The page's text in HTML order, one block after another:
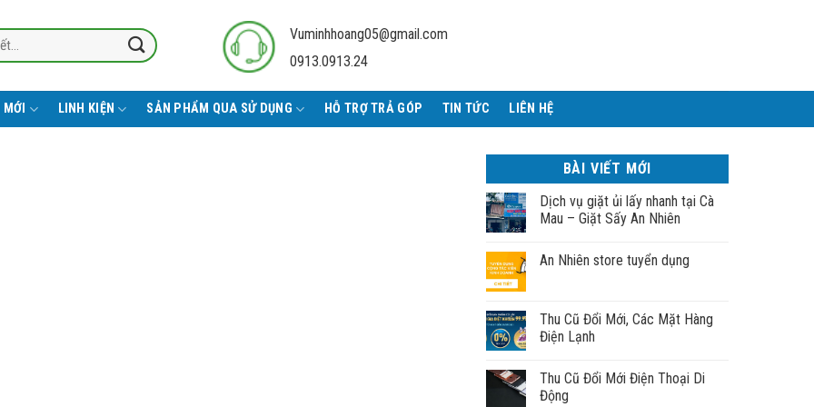
Vuminhhoang05@gmail.com
0913.0913.24
LINH KIỆN SẢN PHẨM QUA SỬ DỤNG HỖ TRỢ TRẢ GÓP TIN TỨC LIÊN HỆ
BÀI VIẾT MỚI
Dịch vụ giặt ủi lấy nhanh tại Cà
Mau – Giặt Sấy An Nhiên
An Nhiên store tuyển dụng
Thu Cũ Đổi Mới, Các Mặt Hàng
Điện Lạnh
Thu Cũ Đổi Mới Điện Thoại Di
Động